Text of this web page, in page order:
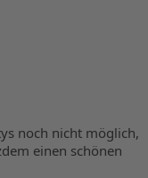
noch nicht möglich,
einen schönen